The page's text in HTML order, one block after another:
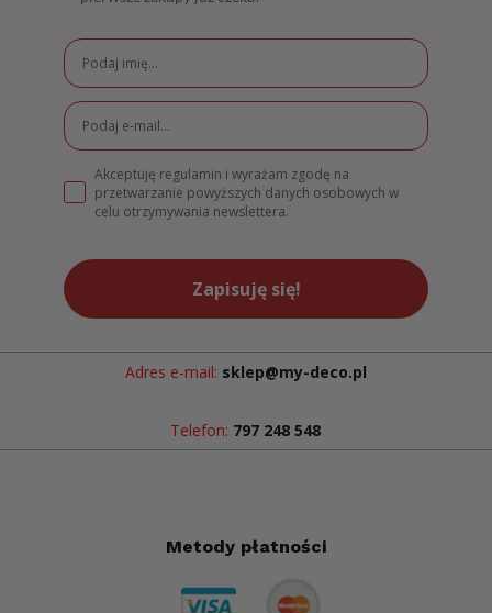
Akceptuję regulamin i wyrażam zgodę na
przetwarzanie powyższych danych osobowych w
celu otrzymywania newslettera.
Zapisuję się!
Adres e-mail: sklep@my-deco.pl
Telefon: 797 248 548
Metody płatności